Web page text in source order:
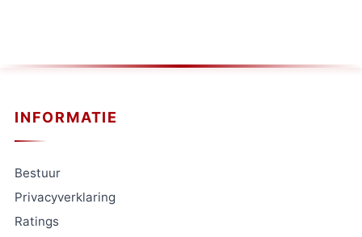
INFORMATIE
Bestuur
Privacyverklaring
Ratings